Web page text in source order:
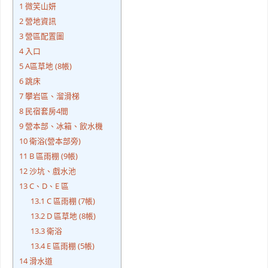
1 微笑山妍
2營地資訊
3營區配置圖
4入口
5A區草地 (8帳)
6 跳床
7攀岩區、溜滑梯
8 民宿套房4間
9營本部、冰箱、飲水機
10衛浴(營本部旁)
11 B 區雨棚 (9帳)
12沙坑、戲水池
13C、D、E 區
13.1 C 區雨棚 (7帳)
13.2 D 區草地 (8帳)
13.3衛浴
13.4E 區雨棚 (5帳)
14滑水道